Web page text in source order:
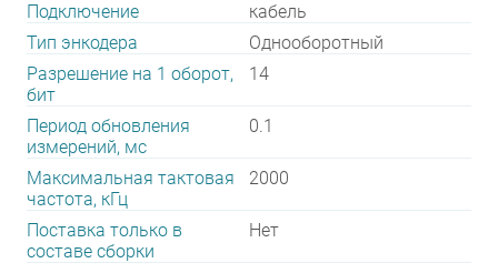
Подключение
кабель
Тип энкодера
Однооборотный
Разрешение на 1 оборот,
бит
14
Период обновления
измерений, мс
0.1
Максимальная тактовая
частота, кГц
2000
Поставка только в
составе сборки
Нет